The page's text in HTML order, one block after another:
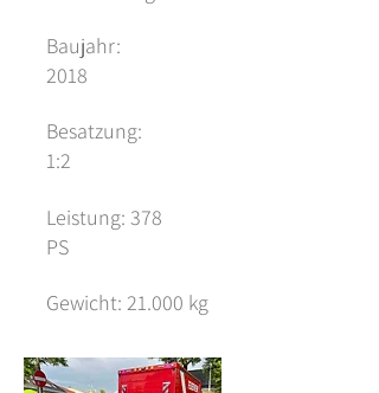
Baujahr:
2018
Besatzung:
1:2
Leistung: 378
PS
Gewicht: 21.000 kg